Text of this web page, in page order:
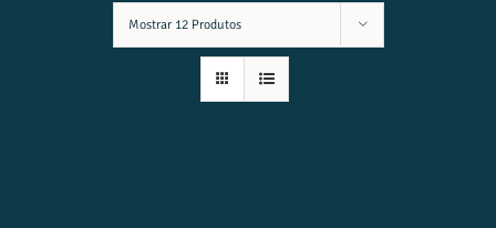
Mostrar 12 Produtos